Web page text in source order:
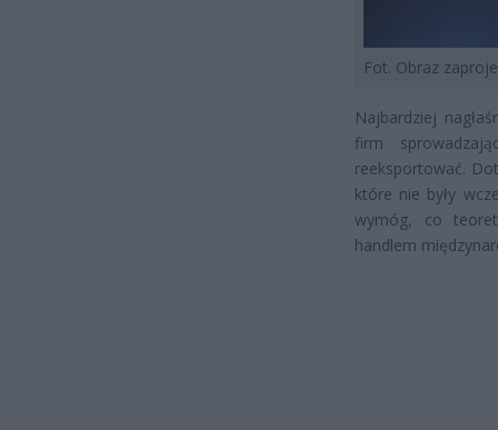
Fot. Obraz
Najbardziej
firm
reeksportować.
które nie były
wymóg, co
handlem